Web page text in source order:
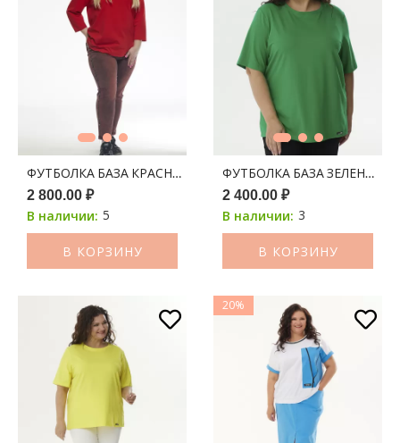
ФУТБОЛКА БАЗА КРАСНЫЙ 3/4
2 800.00 ₽
В наличии: 5
В КОРЗИНУ
ФУТБОЛКА БАЗА ЗЕЛЕНЫЙ
2 400.00 ₽
В наличии: 3
В КОРЗИНУ
20%